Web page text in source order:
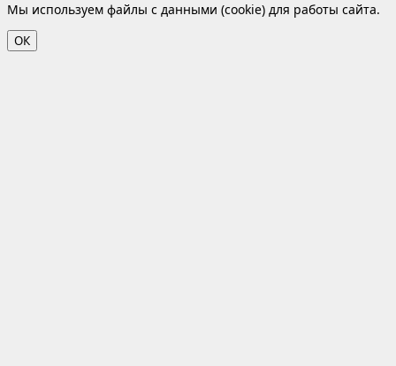
Мы используем файлы с данными (cookie) для работы сайта.
ОК